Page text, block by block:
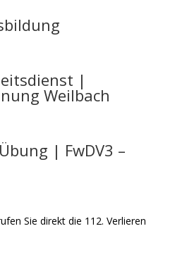
|
Weilbach
| FwDV3 –
Sie direkt die 112. Verlieren